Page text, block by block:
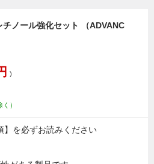
チノール強化セット （ADVANC
)
）
】を必ずお読みください